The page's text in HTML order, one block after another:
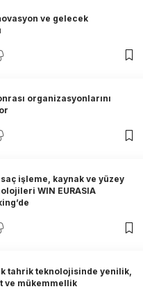
ve gelecek
organizasyonlarını
işleme, kaynak ve yüzey
WIN EURASIA
tahrik teknolojisinde yenilik,
ve mükemmellik